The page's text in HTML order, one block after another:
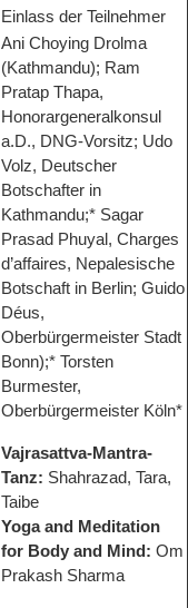
Einlass der Teilnehmer
Ani Choying Drolma
(Kathmandu); Ram
Pratap Thapa,
Honorargeneralkonsul
a.D., DNG-Vorsitz; Udo
Volz, Deutscher
Botschafter in
Kathmandu;* Sagar
Prasad Phuyal, Charges
d’affaires, Nepalesische
Botschaft in Berlin; Guido
Déus,
Oberbürgermeister Stadt
Bonn);* Torsten
Burmester,
Oberbürgermeister Köln*
Vajrasattva-Mantra-
Tanz: Shahrazad, Tara,
Taibe
Yoga and Meditation
for Body and Mind: Om
Prakash Sharma